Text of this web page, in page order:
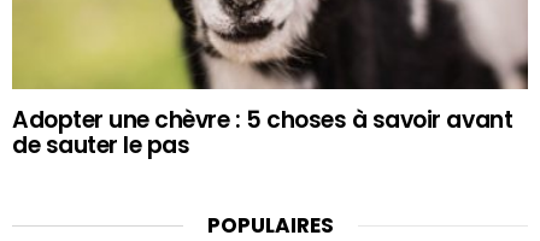
Adopter une chèvre : 5 choses à savoir avant
de sauter le pas
POPULAIRES